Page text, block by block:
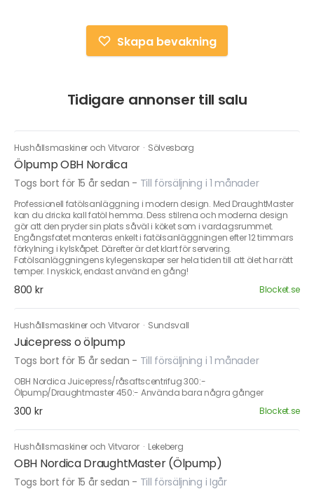
Skapa bevakning
Tidigare annonser till salu
Hushållsmaskiner och Vitvaror · Sölvesborg
Ölpump OBH Nordica
Togs bort för 15 år sedan - Till försäljning i 1 månader
Professionell fatölsanläggning i modern design. Med DraughtMaster
kan du dricka kall fatöl hemma. Dess stilrena och moderna design
gör att den pryder sin plats såväl i köket som i vardagsrummet.
Engångsfatet monteras enkelt i fatölsanläggningen efter 12 timmars
förkylning i kylskåpet. Därefter är det klart för servering.
Fatölsanläggningens kylegenskaper ser hela tiden till att ölet har rätt
temper. I nyskick, endast använd en gång!
800 kr Blocket.se
Hushållsmaskiner och Vitvaror · Sundsvall
Juicepress o ölpump
Togs bort för 15 år sedan - Till försäljning i 1 månader
OBH Nordica Juicepress/råsaftscentrifug 300:-
Ölpump/Draughtmaster 450:- Använda bara några gånger
300 kr Blocket.se
Hushållsmaskiner och Vitvaror · Lekeberg
OBH Nordica DraughtMaster (Ölpump)
Togs bort för 15 år sedan - Till försäljning i Igår